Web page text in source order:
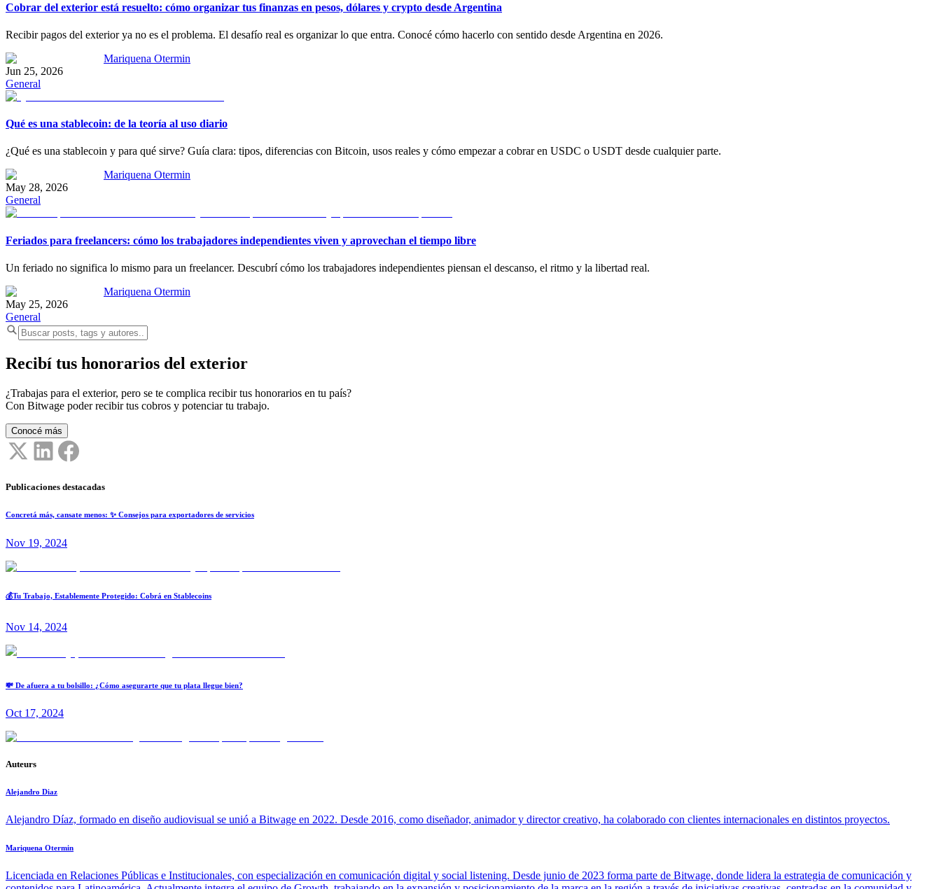
Cobrar del exterior está resuelto: cómo organizar tus finanzas en pesos, dólares y crypto desde Argentina
Recibir pagos del exterior ya no es el problema. El desafío real es organizar lo que entra. Conocé cómo hacerlo con sentido desde Argentina en 2026.
Mariquena Otermin
Jun 25, 2026
General
Qué es una stablecoin: de la teoría al uso diario
¿Qué es una stablecoin y para qué sirve? Guía clara: tipos, diferencias con Bitcoin, usos reales y cómo empezar a cobrar en USDC o USDT desde cualquier parte.
Mariquena Otermin
May 28, 2026
General
Feriados para freelancers: cómo los trabajadores independientes viven y aprovechan el tiempo libre
Un feriado no significa lo mismo para un freelancer. Descubrí cómo los trabajadores independientes piensan el descanso, el ritmo y la libertad real.
Mariquena Otermin
May 25, 2026
General
Recibí tus honorarios del exterior
¿Trabajas para el exterior, pero se te complica recibir tus honorarios en tu país?
Con Bitwage poder recibir tus cobros y potenciar tu trabajo.
Conocé más
Publicaciones destacadas
Concretá más, cansate menos: ✨ Consejos para exportadores de servicios
Nov 19, 2024
💰Tu Trabajo, Establemente Protegido: Cobrá en Stablecoins
Nov 14, 2024
💸 De afuera a tu bolsillo: ¿Cómo asegurarte que tu plata llegue bien?
Oct 17, 2024
Auteurs
Alejandro Diaz
Alejandro Díaz, formado en diseño audiovisual se unió a Bitwage en 2022. Desde 2016, como diseñador, animador y director creativo, ha colaborado con clientes internacionales en distintos proyectos.
Mariquena Otermin
Licenciada en Relaciones Públicas e Institucionales, con especialización en comunicación digital y social listening. Desde junio de 2023 forma parte de Bitwage, donde lidera la estrategia de comunicación y